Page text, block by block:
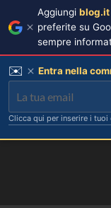
Aggiungi blog.it
preferite su
sempre
✉️ Entra nella
Clicca qui per inserire i tuoi